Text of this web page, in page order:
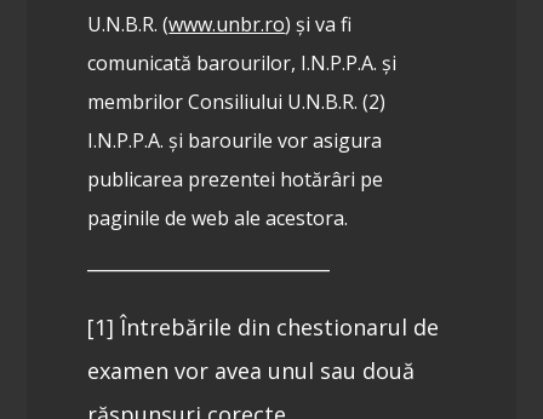
U.N.B.R. (www.unbr.ro) și va fi
comunicată barourilor, I.N.P.P.A. și
membrilor Consiliului U.N.B.R. (2)
I.N.P.P.A. și barourile vor asigura
publicarea prezentei hotărâri pe
paginile de web ale acestora.
[1] Întrebările din chestionarul de
examen vor avea unul sau două